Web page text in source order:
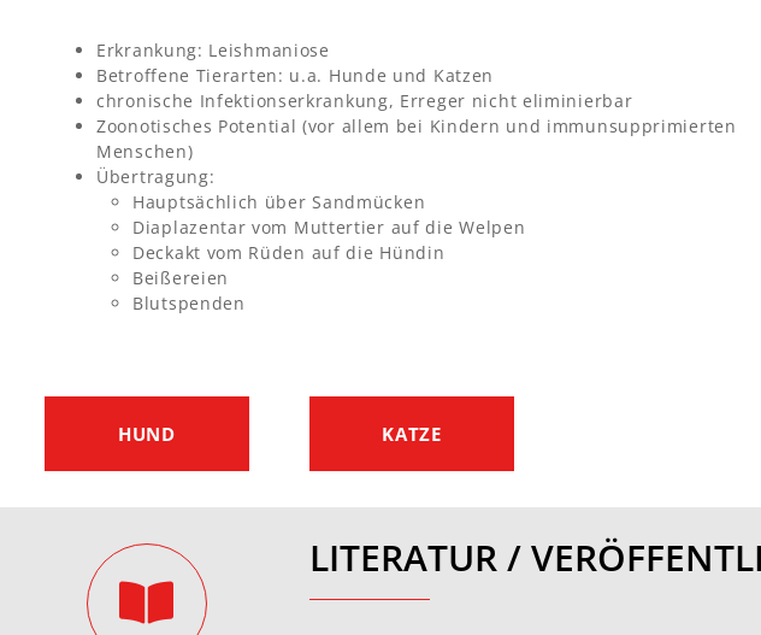
Erkrankung: Leishmaniose
Betroffene Tierarten: u.a. Hunde und Katzen
chronische Infektionserkrankung, Erreger nicht eliminierbar
Zoonotisches Potential (vor allem bei Kindern und immunsupprimierten
Menschen)
Übertragung:
Hauptsächlich über Sandmücken
Diaplazentar vom Muttertier auf die Welpen
Deckakt vom Rüden auf die Hündin
Beißereien
Blutspenden
HUND KATZE
LITERATUR /